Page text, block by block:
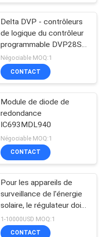
Delta DVP - contrôleurs
de logique du contrôleur
programmable DVP28SV
de PLC de la série SV2
Négociable MOQ:1
CONTACT
Module de diode de
redondance
IC693MDL940
Négociable MOQ:1
CONTACT
Pour les appareils de
surveillance de l'énergie
solaire, le régulateur doit
être équipé d'un système
de contrôle de l'énergie
1-10000USD MOQ:1
CONTACT